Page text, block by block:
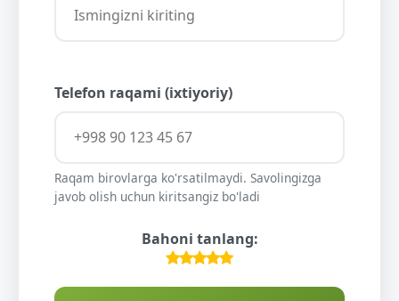
Telefon raqami (ixtiyoriy)
Raqam birovlarga ko'rsatilmaydi. Savolingizga
javob olish uchun kiritsangiz bo'ladi
Bahoni tanlang: